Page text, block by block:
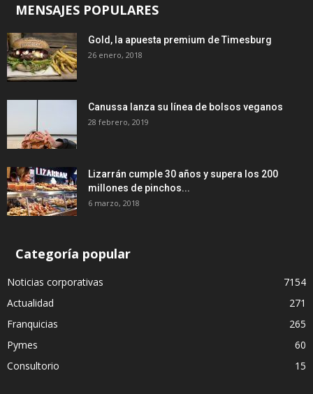
MENSAJES POPULARES
Gold, la apuesta premium de Timesburg
26 enero, 2018
Canussa lanza su línea de bolsos veganos
28 febrero, 2019
Lizarrán cumple 30 años y supera los 200
millones de pinchos...
6 marzo, 2018
Categoría popular
Noticias corporativas
7154
Actualidad
271
Franquicias
265
Pymes
60
Consultorio
15